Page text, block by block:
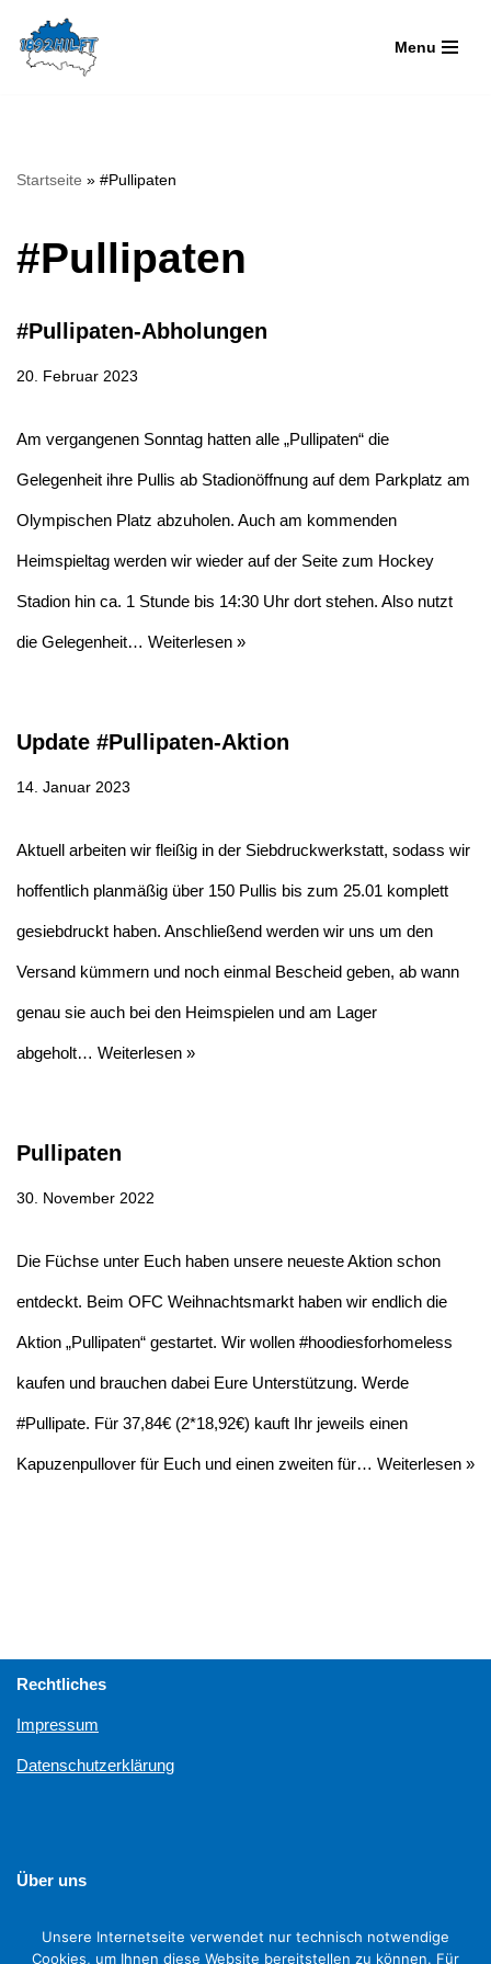
Zum
Menu
Startseite » #Pullipaten
#Pullipaten
#Pullipaten-Abholungen
20. Februar 2023
Am vergangenen Sonntag hatten alle „Pullipaten“ die
Gelegenheit ihre Pullis ab Stadionöffnung auf dem Parkplatz am
Olympischen Platz abzuholen. Auch am kommenden
Heimspieltag werden wir wieder auf der Seite zum Hockey
Stadion hin ca. 1 Stunde bis 14:30 Uhr dort stehen. Also nutzt
die Gelegenheit… Weiterlesen »
Update #Pullipaten-Aktion
14. Januar 2023
Aktuell arbeiten wir fleißig in der Siebdruckwerkstatt, sodass wir
hoffentlich planmäßig über 150 Pullis bis zum 25.01 komplett
gesiebdruckt haben. Anschließend werden wir uns um den
Versand kümmern und noch einmal Bescheid geben, ab wann
genau sie auch bei den Heimspielen und am Lager
abgeholt… Weiterlesen »
Pullipaten
30. November 2022
Die Füchse unter Euch haben unsere neueste Aktion schon
entdeckt. Beim OFC Weihnachtsmarkt haben wir endlich die
Aktion „Pullipaten“ gestartet. Wir wollen #hoodiesforhomeless
kaufen und brauchen dabei Eure Unterstützung. Werde
#Pullipate. Für 37,84€ (2*18,92€) kauft Ihr jeweils einen
Kapuzenpullover für Euch und einen zweiten für… Weiterlesen »
Rechtliches
Impressum
Datenschutzerklärung
Über uns
Unsere Internetseite verwendet nur technisch notwendige
Cookies, um Ihnen diese Website bereitstellen zu können. Für